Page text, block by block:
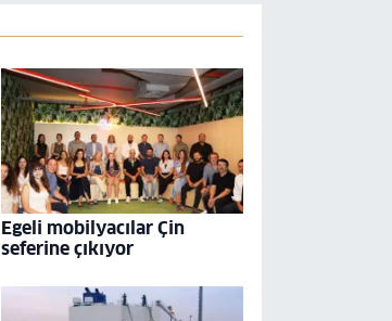
Egeli mobilyacılar Çin
seferine çıkıyor